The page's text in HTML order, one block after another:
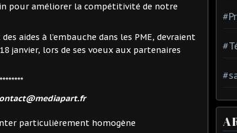
pour améliorer la compétitivité de notre
aides à l’embauche dans les PME, devraient
janvier, lors de ses voeux aux partenaires
particulièrement homogène